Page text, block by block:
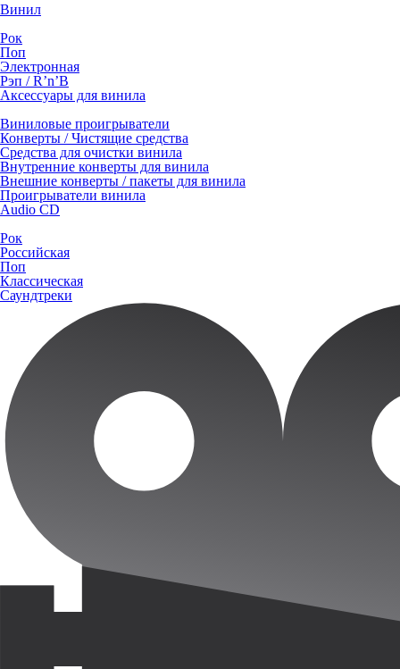
Винил
Рок
Поп
Электронная
Рэп / R’n’B
Аксессуары для винила
Виниловые проигрыватели
Конверты / Чистящие средства
Средства для очистки винила
Внутренние конверты для винила
Внешние конверты / пакеты для винила
Проигрыватели винила
Audio CD
Рок
Российская
Поп
Классическая
Саундтреки